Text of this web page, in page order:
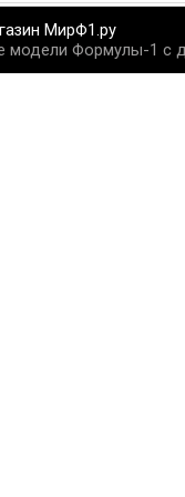
МирФ1.ру
модели Формулы-1 с